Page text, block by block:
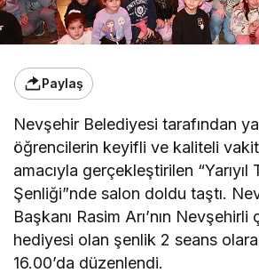
Paylaş
Nevşehir Belediyesi tarafından
öğrencilerin keyifli ve kaliteli
amacıyla gerçekleştirilen “Yarıyıl
Şenliği”nde salon doldu taştı.
Başkanı Rasim Arı’nın Nevşehirli
hediyesi olan şenlik 2 seans
16.00’da düzenlendi.